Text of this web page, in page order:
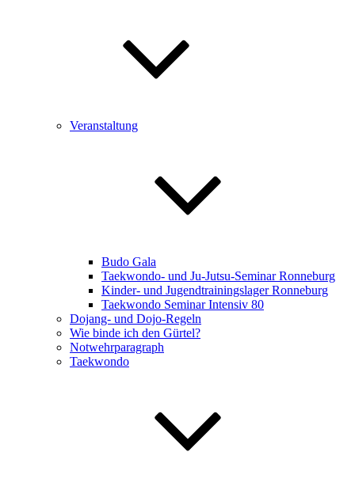
Veranstaltung
Budo Gala
Taekwondo- und Ju-Jutsu-Seminar Ronneburg
Kinder- und Jugendtrainingslager Ronneburg
Taekwondo Seminar Intensiv 80
Dojang- und Dojo-Regeln
Wie binde ich den Gürtel?
Notwehrparagraph
Taekwondo